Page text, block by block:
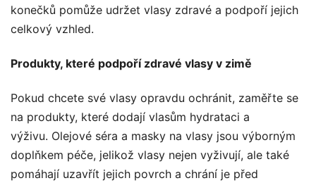
konečků pomůže udržet vlasy zdravé a podpoří jejich
celkový vzhled.
Produkty, které podpoří zdravé vlasy v zimě
Pokud chcete své vlasy opravdu ochránit, zaměřte se
na produkty, které dodají vlasům hydrataci a
výživu. Olejové séra a masky na vlasy jsou výborným
doplňkem péče, jelikož vlasy nejen vyživují, ale také
pomáhají uzavřít jejich povrch a chrání je před